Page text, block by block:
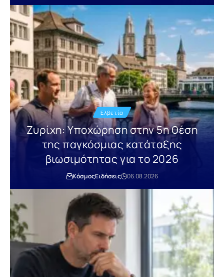
Ελβετία
Ζυρίχη: Υποχώρηση στην 5η θέση
της παγκόσμιας κατάταξης
βιωσιμότητας για το 2026
ΚόσμοςΕιδήσεις 06.08.2026